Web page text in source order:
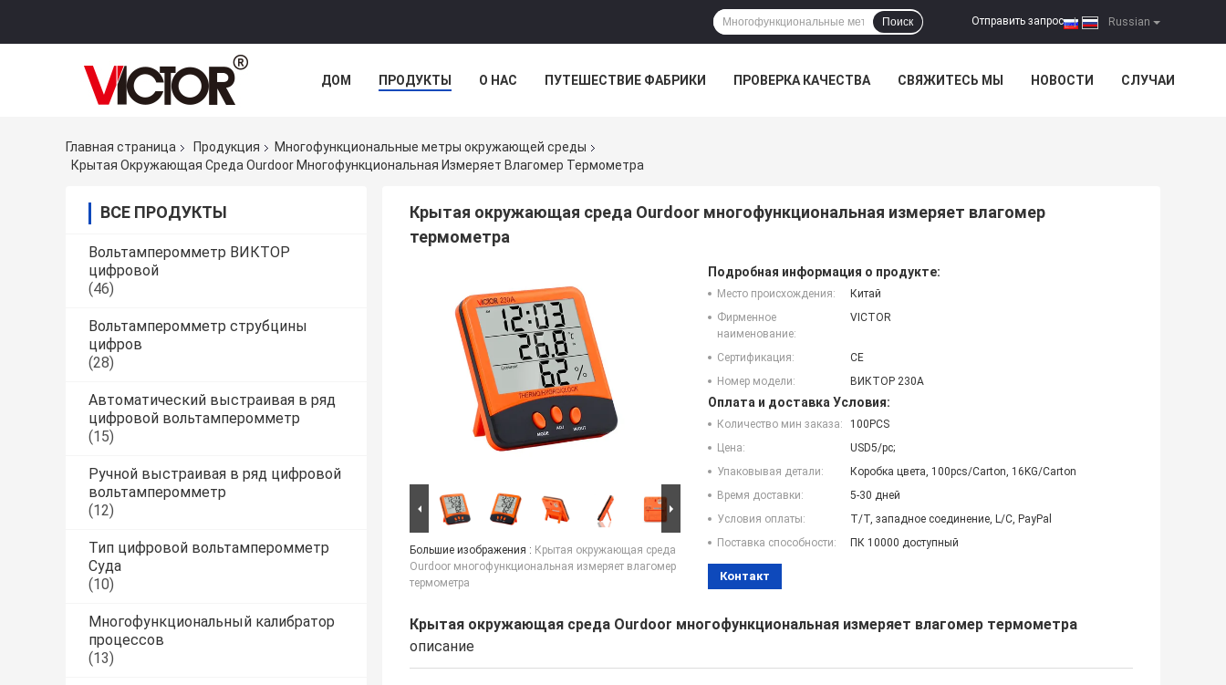
Russian
Отправить запрос |
Поиск
ДОМ ПРОДУКТЫ О НАС ПУТЕШЕСТВИЕ ФАБРИКИ ПРОВЕРКА КАЧЕСТВА СВЯЖИТЕСЬ МЫ НОВОСТИ СЛУЧАИ
Главная страница Продукция
Многофункциональные метры окружающей среды
Крытая Окружающая Среда Ourdoor Многофункциональная Измеряет Влагомер Термометра
ВСЕ ПРОДУКТЫ
Вольтамперомметр ВИКТОР
цифровой
(46)
Вольтамперомметр струбцины
цифров
(28)
Автоматический выстраивая в ряд
цифровой вольтамперомметр
(15)
Ручной выстраивая в ряд цифровой
вольтамперомметр
(12)
Тип цифровой вольтамперомметр
Суда
(10)
Многофункциональный калибратор
процессов
(13)
Крытая окружающая среда Ourdoor многофункциональная измеряет влагомер
термометра
Большие изображения : Крытая окружающая среда
Ourdoor многофункциональная измеряет влагомер
термометра
Подробная информация о продукте:
Место происхождения:
Китай
Фирменное
наименование:
VICTOR
Сертификация:
CE
Номер модели:
ВИКТОР 230A
Оплата и доставка Условия:
Количество мин заказа:
100PCS
Цена:
USD5/pc;
Упаковывая детали:
Коробка цвета, 100pcs/Carton, 16KG/Carton
Время доставки:
5-30 дней
Условия оплаты:
T/T, западное соединение, L/C, PayPal
Поставка способности:
ПК 10000 доступный
Контакт
Крытая окружающая среда Ourdoor многофункциональная измеряет влагомер термометра
описание